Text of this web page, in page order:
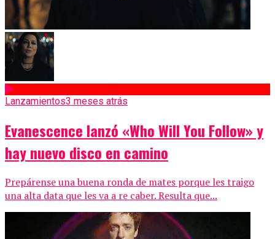
Lanzamientos3 meses atrás
Evanescence lanzó «Who Will You Follow» y
hay nuevo disco en camino
Prepárense una buena ronda de mates porque les traigo
una alta data que les va a re caber. Resulta que...